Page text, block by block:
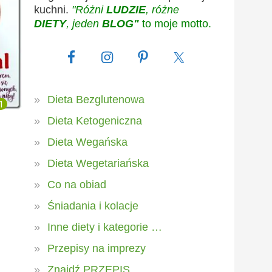
kuchni. "Różni LUDZIE, różne
DIETY, jeden BLOG" to moje motto.
Dieta Bezglutenowa
Dieta Ketogeniczna
Dieta Wegańska
Dieta Wegetariańska
Co na obiad
Śniadania i kolacje
Inne diety i kategorie …
Przepisy na imprezy
Znajdź PRZEPIS